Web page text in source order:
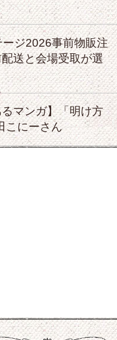
ジ2026事前物販注
送と会場受取が選
マンガ】「明け方
こにーさん